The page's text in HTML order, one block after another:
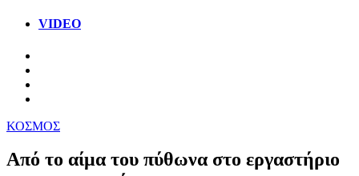
VIDEO
ΚΟΣΜΟΣ
Από το αίμα του πύθωνα στο εργαστήριο